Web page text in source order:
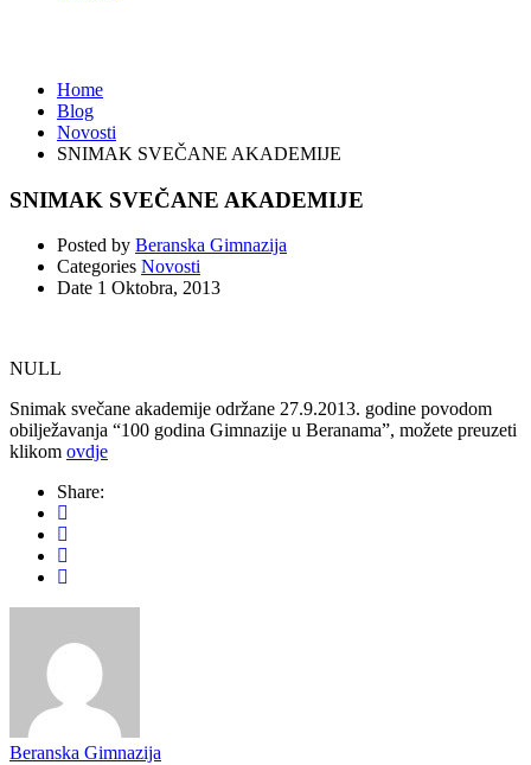
Home
Blog
Novosti
SNIMAK SVEČANE AKADEMIJE
SNIMAK SVEČANE AKADEMIJE
Posted by Beranska Gimnazija
Categories Novosti
Date 1 Oktobra, 2013
NULL
Snimak svečane akademije održane 27.9.2013. godine povodom
obilježavanja “100 godina Gimnazije u Beranama”, možete preuzeti
klikom ovdje
Share:
Beranska Gimnazija